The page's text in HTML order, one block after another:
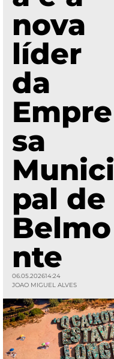
nova
líder
da
Empre
sa
Munici
pal de
Belmo
nte
06.05.202614:24
JOAO MIGUEL ALVES